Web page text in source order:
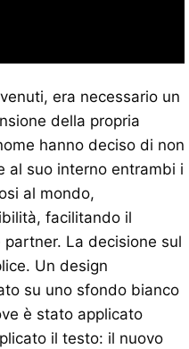
era necessario un
della propria
hanno deciso di non
al suo interno entrambi i
al mondo,
facilitando il
La decisione sul
Un design
su uno sfondo bianco
è stato applicato
il testo: il nuovo